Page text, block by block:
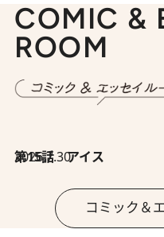
COMIC &
ROOM
2026.7.30
第15話 アイス
コミック＆